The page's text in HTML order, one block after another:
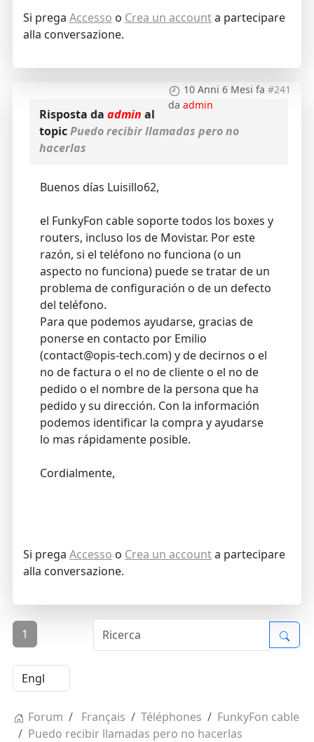
Si prega Accesso o Crea un accounta partecipare
alla conversazione.
10 Anni 6 Mesi fa #241
daadmin
Risposta da admin al
topicPuedo recibir llamadas pero no
hacerlas
Buenos días Luisillo62,
el FunkyFon cable soporte todos los boxes y
routers, incluso los de Movistar. Por este
razón, si el teléfono no funciona (o un
aspecto no funciona) puede se tratar de un
problema de configuración o de un defecto
del teléfono.
Para que podemos ayudarse, gracias de
ponerse en contacto por Emilio
(contact@opis-tech.com) y de decirnos o el
no de factura o el no de cliente o el no de
pedido o el nombre de la persona que ha
pedido y su dirección. Con la información
podemos identificar la compra y ayudarse
lo mas rápidamente posible.
Cordialmente,
Si prega Accesso o Crea un accounta partecipare
alla conversazione.
1
Forum Français Téléphones
FunkyFon cable
Puedo recibir llamadas pero no hacerlas